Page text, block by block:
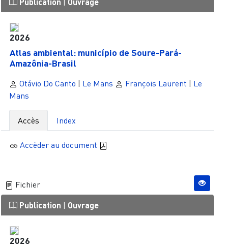
2026
Atlas ambiental: município de Soure-Pará-
Amazônia-Brasil
Otávio Do Canto | Le Mans François Laurent | Le
Mans
Accès Index
Accèder au document
Fichier
Publication | Ouvrage
2026